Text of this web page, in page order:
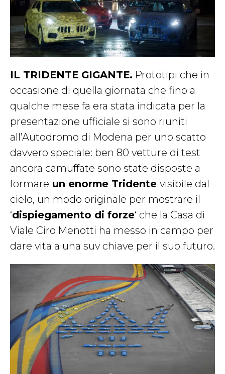
IL TRIDENTE GIGANTE. Prototipi che in
occasione di quella giornata che fino a
qualche mese fa era stata indicata per la
presentazione ufficiale si sono riuniti
all’Autodromo di Modena per uno scatto
davvero speciale: ben 80 vetture di test
ancora camuffate sono state disposte a
formare un enorme Tridente visibile dal
cielo, un modo originale per mostrare il
‘dispiegamento di forze‘ che la Casa di
Viale Ciro Menotti ha messo in campo per
dare vita a una suv chiave per il suo futuro.